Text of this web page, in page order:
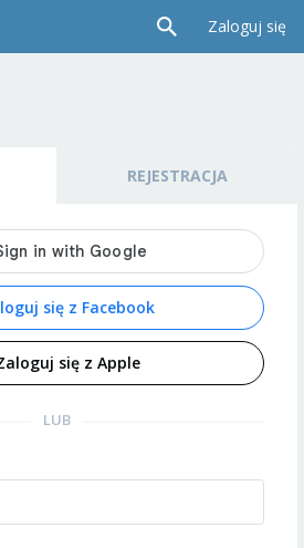
Zaloguj się
REJESTRACJA
się z Facebook
się z Apple
LUB